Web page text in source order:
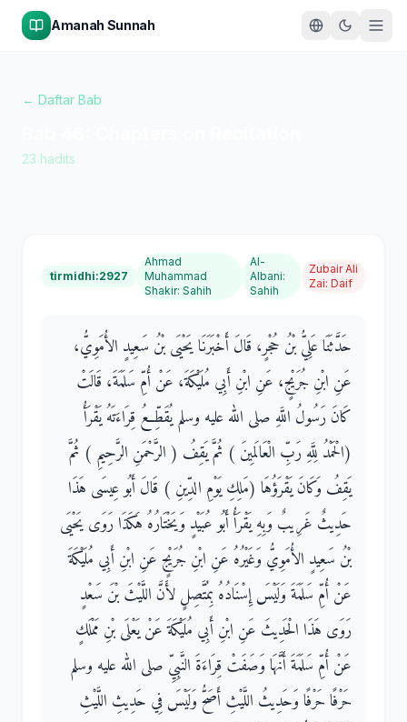
Amanah Sunnah
← Daftar Bab
23 hadits
tirmidhi:2927
Ahmad
Muhammad
Shakir: Sahih
Al-
Albani:
Sahih
Zubair Ali
Zai: Daif
حَدَّثَنَا عَلِيُّ بْنُ حُجْرٍ، قَالَ أَخْبَرَنَا يَحْيَى بْنُ سَعِيدٍ الأُمَوِيُّ،
عَنِ ابْنِ جُرَيْجٍ، عَنِ ابْنِ أَبِي مُلَيْكَةَ، عَنْ أُمِّ سَلَمَةَ، قَالَتْ
كَانَ رَسُولُ اللَّهِ صلى الله عليه وسلم يُقَطِّعُ قِرَاءَتَهُ يَقْرَأُ
‏(‏الْحَمْدُ لِلَّهِ رَبِّ الْعَالَمِينَ ‏)‏ ثُمَّ يَقِفُ ‏(‏ الرَّحْمَنِ الرَّحِيمِ ‏)‏ ثُمَّ
يَقِفُ وَكَانَ يَقْرَؤُهَا ‏(‏مَلِكِ يَوْمِ الدِّينِ ‏)‏ قَالَ أَبُو عِيسَى هَذَا
حَدِيثٌ غَرِيبٌ وَبِهِ يَقْرَأُ أَبُو عُبَيْدٍ وَيَخْتَارُهُ هَكَذَا رَوَى يَحْيَى
بْنُ سَعِيدٍ الأُمَوِيُّ وَغَيْرُهُ عَنِ ابْنِ جُرَيْجٍ عَنِ ابْنِ أَبِي مُلَيْكَةَ
عَنْ أُمِّ سَلَمَةَ وَلَيْسَ إِسْنَادُهُ بِمُتَّصِلٍ لأَنَّ اللَّيْثَ بْنَ سَعْدٍ
رَوَى هَذَا الْحَدِيثَ عَنِ ابْنِ أَبِي مُلَيْكَةَ عَنْ يَعْلَى بْنِ مَمْلَكٍ
عَنْ أُمِّ سَلَمَةَ أَنَّهَا وَصَفَتْ قِرَاءَةَ النَّبِيِّ صلى الله عليه وسلم
حَرْفًا حَرْفًا وَحَدِيثُ اللَّيْثِ أَصَحُّ وَلَيْسَ فِي حَدِيثِ اللَّيْثِ